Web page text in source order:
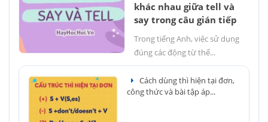
khác nhau giữa tell và
say trong câu gián tiếp
Trong tiếng Anh, việc sử dụng
đúng các động từ thể...
Cách dùng thì hiện tại đơn,
công thức và bài tập áp...